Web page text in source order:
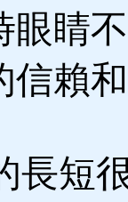
眼睛
信賴
短